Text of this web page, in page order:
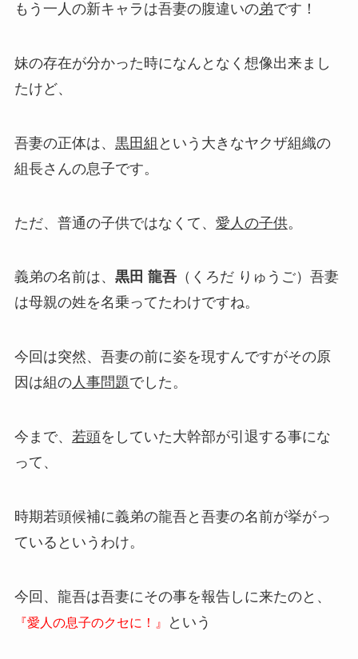
もう一人の新キャラは吾妻の腹違いの弟です！
妹の存在が分かった時になんとなく想像出来まし
たけど、
吾妻の正体は、 黒田組 という大きなヤクザ組織の
組長さんの息子です。
ただ、普通の子供ではなくて、 愛人の子供。
義弟の名前は、 黒田 龍吾（くろだ りゅうご）吾妻
は母親の姓を名乗ってたわけですね。
今回は突然、吾妻の前に姿を現すんですがその原
因は組の人事問題でした。
今まで、 若頭をしていた大幹部が引退する事にな
って、
時期若頭候補に義弟の龍吾と吾妻の名前が挙がっ
ているというわけ。
今回、龍吾は吾妻にその事を報告しに来たのと、
『愛人の息子のクセに！』 という